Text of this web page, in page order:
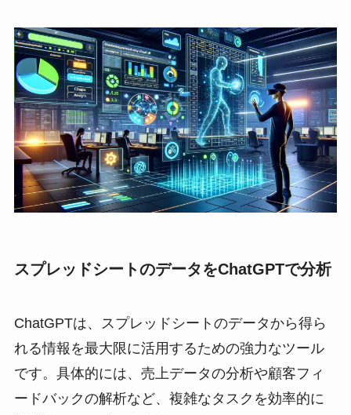
スプレッドシートのデータをChatGPTで分析
ChatGPTは、スプレッドシートのデータから得ら
れる情報を最大限に活用するための強力なツール
です。具体的には、売上データの分析や顧客フィ
ードバックの解析など、複雑なタスクを効率的に